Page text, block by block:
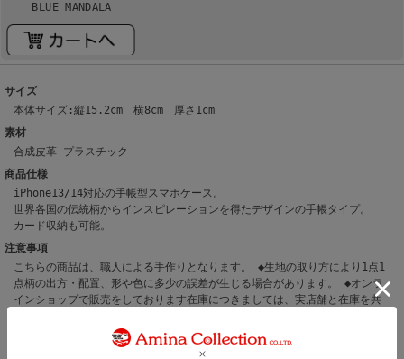
BLUE MANDALA
サイズ
本体サイズ:縦15.2cm 横8cm 厚さ1cm
素材
合成皮革 プラスチック
商品仕様
iPhone13/14対応の手帳型スマホケース。
世界各国の伝統柄からインスピレーションを得たデザインの手帳タイプ。
カード収納も可能。
注意事項
こちらの商品は、職人による手作りとなります。 ◆生地の取り方により1点1
点柄の出方・配置、形や色に多少の誤差が生じる場合があります。 ◆オンラ
インショップで販売をしております在庫につきましては、実店舗と在庫を共
ている色に違いが生じる場合がございます